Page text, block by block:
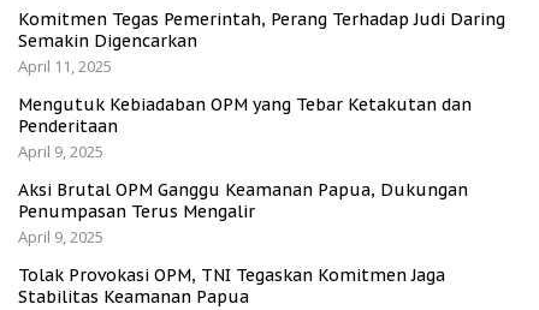
Komitmen Tegas Pemerintah, Perang Terhadap Judi Daring
Semakin Digencarkan
April 11, 2025
Mengutuk Kebiadaban OPM yang Tebar Ketakutan dan
Penderitaan
April 9, 2025
Aksi Brutal OPM Ganggu Keamanan Papua, Dukungan
Penumpasan Terus Mengalir
April 9, 2025
Tolak Provokasi OPM, TNI Tegaskan Komitmen Jaga
Stabilitas Keamanan Papua